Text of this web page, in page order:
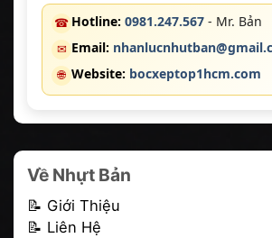
☎ Hotline: 0981.247.567 - Mr. Bản
✉ Email:
🌐 Website: bocxeptop1hcm.com
Về Nhựt Bản
📝 Giới Thiệu
📝 Liên Hệ